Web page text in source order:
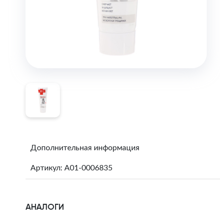
Дополнительная информация
Артикул: A01-0006835
АНАЛОГИ